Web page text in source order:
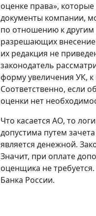
оценке права»,
документы компании,
по отношению к другим
разрешающих
их редакция не
законодатель
форму увеличения УК, к
Соответственно, если
оценки нет
Что касается АО, то
допустима путем
является денежной.
Значит, при оплате
оценщика не
Банка России.